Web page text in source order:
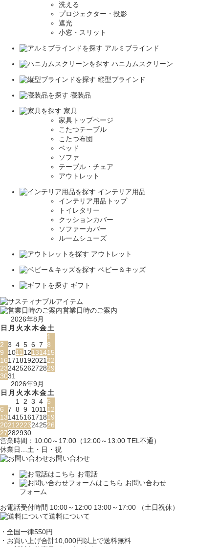
洗える
プロジェクター・投影
遮光
小窓・スリット
アルミブラインド
ハニカムスクリーン
縦型ブラインド
寝装品
家具
家具トップページ
こたつテーブル
こたつ布団
ベッド
ソファ
テーブル・チェア
アウトレット
インテリア用品
インテリア用品トップ
トイレタリー
クッションカバー
ソファーカバー
ルームシューズ
アウトレット
ベビー＆キッズ
ギフト
営業日時のご案内
2026年8月
日 月 火水木金土
1
2 3 4 5 6 7 8
9
101112131415
16171819202122
23242526272829
3031
2026年9月
日 月 火水木金土
1 2 3 4 5
6 7 8 9 101112
13141516171819
20212223242526
27282930
営業時間：10:00～17:00（12:00～13:00 TEL不通）
休業日…土・日・祝
お問い合わせ
お電話
お問い合わせ
フォーム
お電話受付時間 10:00～12:00 13:00～17:00 （土日祝休）
送料について
・全国一律550円
・お買い上げ合計10,000円 以上で送料無料